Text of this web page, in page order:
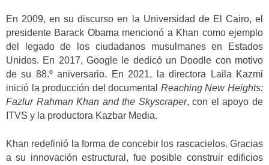
En 2009, en su discurso en la Universidad de El Cairo, el
presidente Barack Obama mencionó a Khan como ejemplo
del legado de los ciudadanos musulmanes en Estados
Unidos. En 2017, Google le dedicó un Doodle con motivo
de su 88.º aniversario. En 2021, la directora Laila Kazmi
inició la producción del documental Reaching New Heights:
Fazlur Rahman Khan and the Skyscraper, con el apoyo de
ITVS y la productora Kazbar Media.
Khan redefinió la forma de concebir los rascacielos. Gracias
a su innovación estructural, fue posible construir edificios